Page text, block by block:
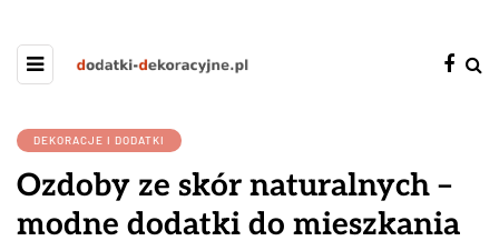
DEKORACJE I DODATKI
Ozdoby ze skór naturalnych –
modne dodatki do mieszkania